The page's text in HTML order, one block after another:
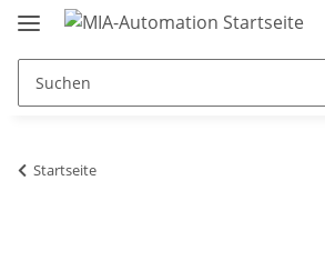
Startseite